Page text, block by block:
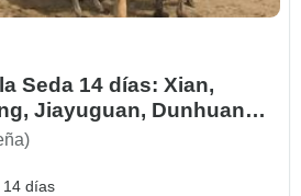
Seda 14 días: Xian,
Jiayuguan, Dunhuang,
14 días